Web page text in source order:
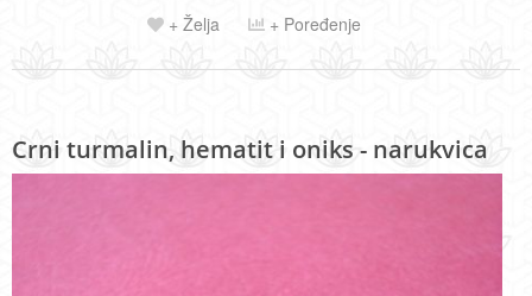
+ Želja + Poređenje
Crni turmalin, hematit i oniks - narukvica